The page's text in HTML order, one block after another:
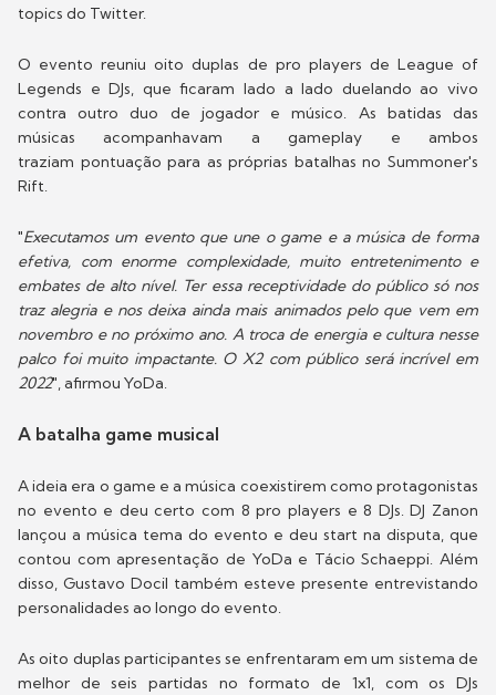
topics do Twitter.
O evento reuniu oito duplas de pro players de League of
Legends e DJs, que ficaram lado a lado duelando ao vivo
contra outro duo de jogador e músico. As batidas das
músicas acompanhavam a gameplay e ambos
traziam pontuação para as próprias batalhas no Summoner's
Rift.
"Executamos um evento que une o game e a música de forma
efetiva, com enorme complexidade, muito entretenimento e
embates de alto nível. Ter essa receptividade do público só nos
traz alegria e nos deixa ainda mais animados pelo que vem em
novembro e no próximo ano. A troca de energia e cultura nesse
palco foi muito impactante. O X2 com público será incrível em
2022", afirmou YoDa.
A batalha game musical
A ideia era o game e a música coexistirem como protagonistas
no evento e deu certo com 8 pro players e 8 DJs. DJ Zanon
lançou a música tema do evento e deu start na disputa, que
contou com apresentação de YoDa e Tácio Schaeppi. Além
disso, Gustavo Docil também esteve presente entrevistando
personalidades ao longo do evento.
As oito duplas participantes se enfrentaram em um sistema de
melhor de seis partidas no formato de 1x1, com os DJs